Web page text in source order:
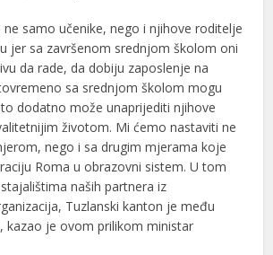
ne samo učenike, nego i njihove roditelje
jer sa završenom srednjom školom oni
da rade, da dobiju zaposlenje na
sa srednjom školom mogu
dodatno može unaprijediti njihove
životom. Mi ćemo nastaviti ne
nego i sa drugim mjerama koje
Roma u obrazovni sistem. U tom
naših partnera iz
Tuzlanski kanton je među
kazao je ovom prilikom ministar